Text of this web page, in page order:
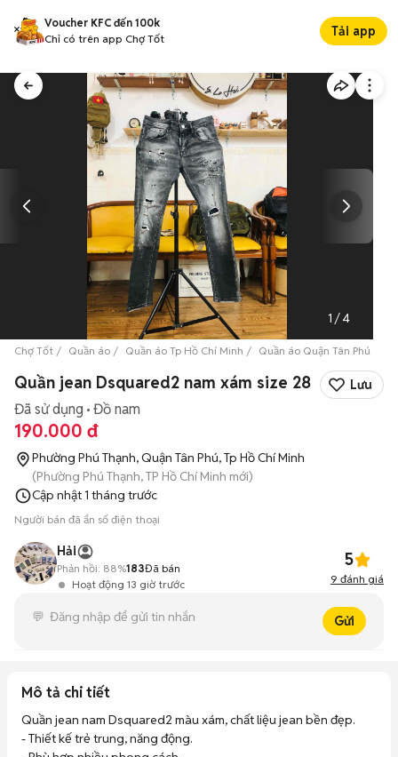
Voucher KFC đến 100k
Chỉ có trên app Chợ Tốt
Tải app
1 /4
Chợ Tốt Quần áo Quần áo Tp Hồ Chí Minh Quần áo Quận Tân Phú
Quần jean Dsquared2 nam xám size 28 Lưu
Đã sử dụng Đồ nam
190.000 đ
Phường Phú Thạnh, Quận Tân Phú, Tp Hồ Chí Minh
(Phường Phú Thạnh, TP Hồ Chí Minh mới)
Cập nhật1 tháng trước
Người bán đã ẩn số điện thoại
Hải
Hoạt động 13 giờ trước
Phản hồi: 88%183Đã bán 5
9 đánh giá
Gửi
Mô tả chi tiết
Quần jean nam Dsquared2 màu xám, chất liệu jean bền đẹp.
- Thiết kế trẻ trung, năng động.